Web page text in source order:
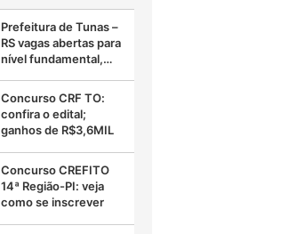
Prefeitura de Tunas –
RS vagas abertas para
nível fundamental,
Concurso CRF TO:
confira o edital;
ganhos de R$3,6MIL
Concurso CREFITO
14ª Região-PI: veja
como se inscrever